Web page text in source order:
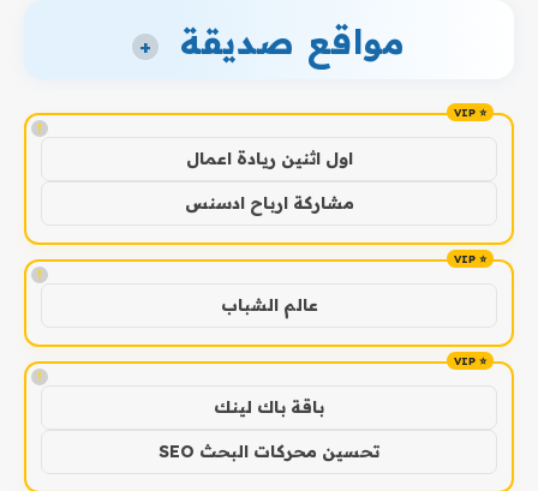
مواقع صديقة +
!
اول اثنين ريادة اعمال
مشاركة ارباح ادسنس
!
عالم الشباب
!
باقة باك لينك
تحسين محركات البحث SEO